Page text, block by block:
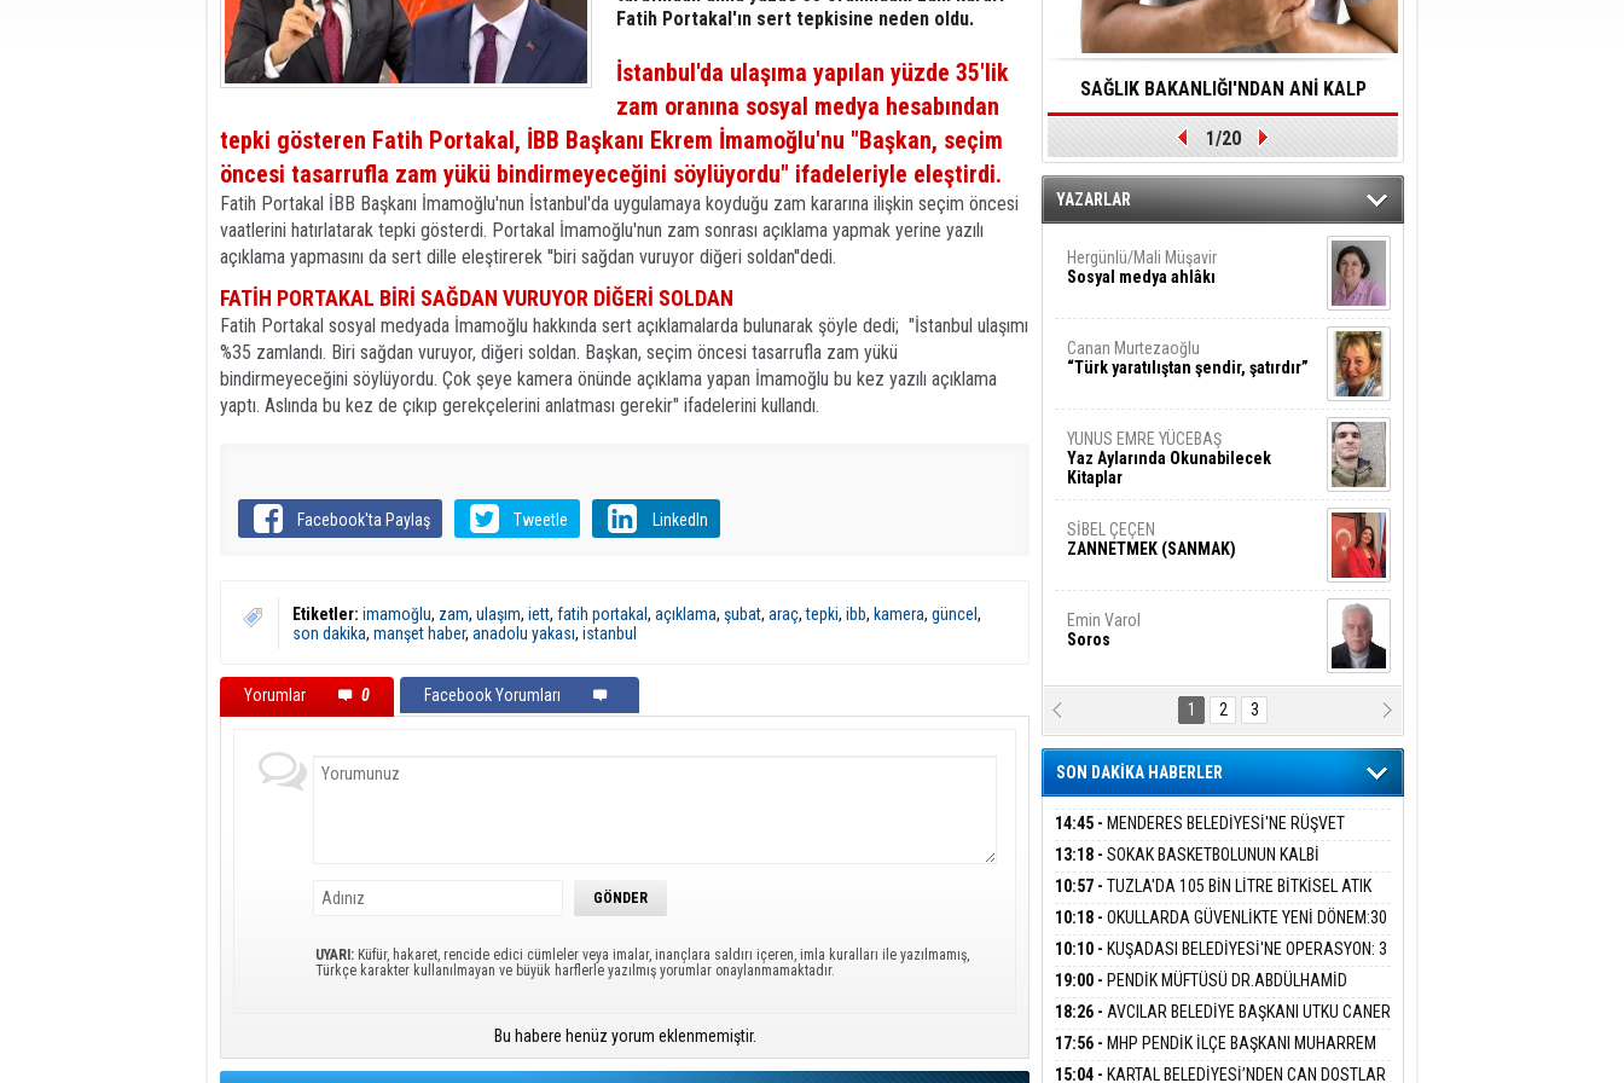
Fatih Portakal'ın sert tepkisine neden oldu.
İstanbul'da ulaşıma yapılan yüzde 35'lik
zam oranına sosyal medya hesabından
tepki gösteren Fatih Portakal, İBB Başkanı Ekrem İmamoğlu'nu "Başkan, seçim
öncesi tasarrufla zam yükü bindirmeyeceğini söylüyordu" ifadeleriyle eleştirdi.
Fatih Portakal İBB Başkanı İmamoğlu'nun İstanbul'da uygulamaya koyduğu zam kararına ilişkin seçim öncesi
vaatlerini hatırlatarak tepki gösterdi. Portakal İmamoğlu'nun zam sonrası açıklama yapmak yerine yazılı
açıklama yapmasını da sert dille eleştirerek ''biri sağdan vuruyor diğeri soldan''dedi.
FATİH PORTAKAL BİRİ SAĞDAN VURUYOR DİĞERİ SOLDAN
Fatih Portakal sosyal medyada İmamoğlu hakkında sert açıklamalarda bulunarak şöyle dedi; "İstanbul ulaşımı
%35 zamlandı. Biri sağdan vuruyor, diğeri soldan. Başkan, seçim öncesi tasarrufla zam yükü
bindirmeyeceğini söylüyordu. Çok şeye kamera önünde açıklama yapan İmamoğlu bu kez yazılı açıklama
yaptı. Aslında bu kez de çıkıp gerekçelerini anlatması gerekir" ifadelerini kullandı.
Facebook'ta Paylaş Tweetle LinkedIn
Etiketler: imamoğlu, zam, ulaşım, iett, fatih portakal , açıklama, şubat, araç,tepki, ibb, kamera, güncel ,
son dakika, manşet haber, anadolu yakası, istanbul
Yorumlar 0 Facebook Yorumları
UYARI: Küfür, hakaret, rencide edici cümleler veya imalar, inançlara saldırı içeren, imla kuralları ile yazılmamış,
Türkçe karakter kullanılmayan ve büyük harflerle yazılmış yorumlar onaylanmamaktadır.
Bu habere henüz yorum eklenmemiştir.
SAĞLIK BAKANLIĞI'NDAN ANİ KALP
DURMALARINA HIZLI MÜDAHALE
EDİLMESİNE YÖNELİK ÖNLENMESİ İÇİN
ÖNEMLİ ADIM
1/20
YAZARLAR
Hergünlü/Mali Müşavir
Sosyal medya ahlâkı
Canan Murtezaoğlu
“Türk yaratılıştan şendir, şatırdır”
YUNUS EMRE YÜCEBAŞ
Yaz Aylarında Okunabilecek
Kitaplar
SİBEL ÇEÇEN
ZANNETMEK (SANMAK)
Emin Varol
Soros
Karanlık DNA Kuşaklararası
Şiddetin Biyolojik Faturası
Şiyar Adıyaman
Ben Bu Sahaya Sığmazam
Hasan Ali Çölük
Bir Satırın İçindeki İnsan
Ezgi Kılıç
SİVAS: ATEŞE ATILAN VİCDAN
BARIŞ BAŞARSLAN
1 2 3
SON DAKİKA HABERLER
14:45 - MENDERES BELEDİYESİ'NE RÜŞVET
OPERASYONU:BELEDİYE BAŞKANI İLKAY ÇİÇEK
ADLİYEYE SEVK EDİLDİ
13:18 - SOKAK BASKETBOLUNUN KALBİ
ÜMRANİYE’DE ATACAK
10:57 - TUZLA'DA 105 BİN LİTRE BİTKİSEL ATIK
YAĞ TOPLANDI
10:18 - OKULLARDA GÜVENLİKTE YENİ DÖNEM:30
BİN PERSONEL ALINACAK DEDEKTÖRLÜ ARAMA
GELİYOR
10:10 - KUŞADASI BELEDİYESİ'NE OPERASYON: 3
DALGADA 15 GÖZALTI
19:00 - PENDİK MÜFTÜSÜ DR.ABDÜLHAMİD
PEHLİVAN BASIN MENSUPLARINI AĞIRLADI
18:26 - AVCILAR BELEDİYE BAŞKANI UTKU CANER
ÇANKAYA HAKKINDA TAHLİYE KARARI
17:56 - MHP PENDİK İLÇE BAŞKANI MUHARREM
KIR KARTAL ORDULULAR DERNEĞİ HEYETİNİ
15:04 - KARTAL BELEDİYESİ’NDEN CAN DOSTLAR